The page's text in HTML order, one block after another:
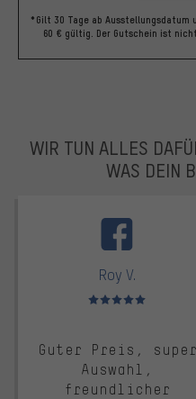
*Gilt 30 Tage ab
60 € gültig. Der Gutschein ist
WIR TUN ALLES
WAS DEIN
Roy V.
Bewertungen: 5 von 5
Guter Preis, super
Auswahl,
freundlicher